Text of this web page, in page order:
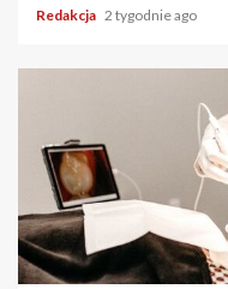
Redakcja 2 tygodnie ago